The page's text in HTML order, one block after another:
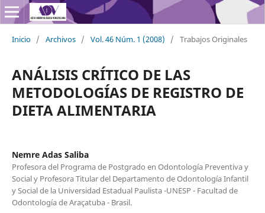
Inicio / Archivos / Vol. 46 Núm. 1 (2008) / Trabajos Originales
ANÁLISIS CRÍTICO DE LAS
METODOLOGÍAS DE REGISTRO DE
DIETA ALIMENTARIA
Nemre Adas Saliba
Profesora del Programa de Postgrado en Odontología Preventiva y
Social y Profesora Titular del Departamento de Odontología Infantil
y Social de la Universidad Estadual Paulista -UNESP - Facultad de
Odontología de Araçatuba - Brasil.